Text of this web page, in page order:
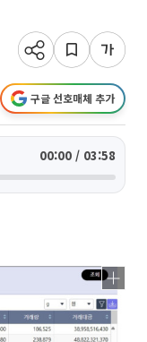
구글 선호매체 추가
00:00 / 03:58